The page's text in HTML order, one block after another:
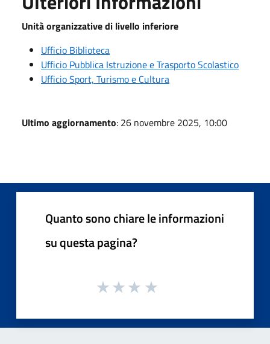
Unità organizzative di livello inferiore
Ufficio Biblioteca
Ufficio Pubblica Istruzione e Trasporto Scolastico
Ufficio Sport, Turismo e Cultura
Ultimo aggiornamento: 26 novembre 2025, 10:00
Quanto sono chiare le informazioni
su questa pagina?